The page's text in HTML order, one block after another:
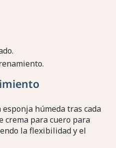
húmeda tras cada
crema para cuero para
la flexibilidad y el